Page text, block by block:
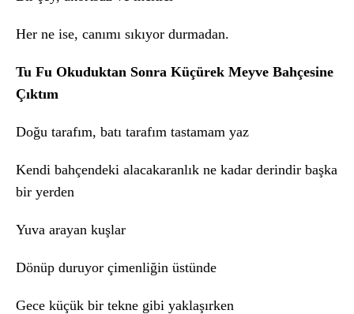
Her ne ise, canımı sıkıyor durmadan.
Tu Fu Okuduktan Sonra Küçürek Meyve Bahçesine
Çıktım
Doğu tarafım, batı tarafım tastamam yaz
Kendi bahçendeki alacakaranlık ne kadar derindir başka
bir yerden
Yuva arayan kuşlar
Dönüp duruyor çimenliğin üstünde
Gece küçük bir tekne gibi yaklaşırken